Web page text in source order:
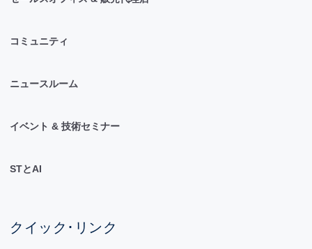
コミュニティ
ニュースルーム
イベント & 技術セミナー
STとAI
クイック･リンク